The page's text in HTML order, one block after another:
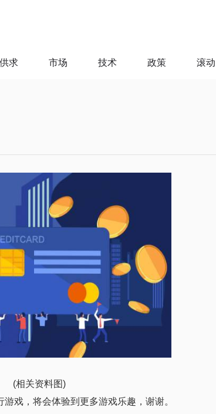
供求 市场 技术 政策 滚动
(相关资料图)
戏，将会体验到更多游戏乐趣，谢谢。